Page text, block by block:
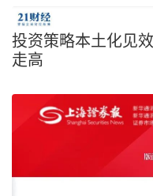
投资策略本土化见
走高